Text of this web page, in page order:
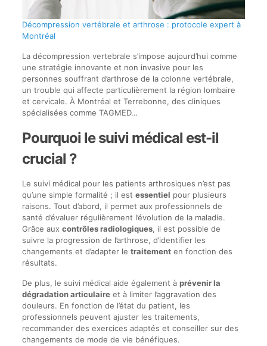
Décompression vertébrale et arthrose : protocole expert à
Montréal
La décompression vertebrale s’impose aujourd’hui comme
une stratégie innovante et non invasive pour les
personnes souffrant d’arthrose de la colonne vertébrale,
un trouble qui affecte particulièrement la région lombaire
et cervicale. À Montréal et Terrebonne, des cliniques
spécialisées comme TAGMED…
Pourquoi le suivi médical est-il
crucial ?
Le suivi médical pour les patients arthrosiques n’est pas
qu’une simple formalité ; il est essentiel pour plusieurs
raisons. Tout d’abord, il permet aux professionnels de
santé d’évaluer régulièrement l’évolution de la maladie.
Grâce aux contrôles radiologiques, il est possible de
suivre la progression de l’arthrose, d’identifier les
changements et d’adapter le traitementen fonction des
résultats.
De plus, le suivi médical aide également à prévenir la
dégradation articulaireet à limiter l’aggravation des
douleurs. En fonction de l’état du patient, les
professionnels peuvent ajuster les traitements,
recommander des exercices adaptés et conseiller sur des
changements de mode de vie bénéfiques.